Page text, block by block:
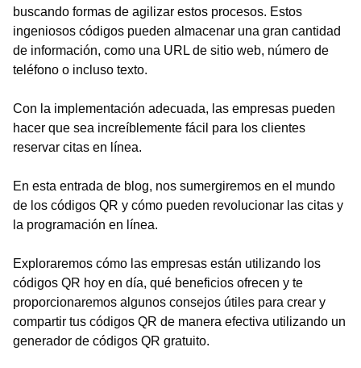
buscando formas de agilizar estos procesos. Estos
ingeniosos códigos pueden almacenar una gran cantidad
de información, como una URL de sitio web, número de
teléfono o incluso texto.
Con la implementación adecuada, las empresas pueden
hacer que sea increíblemente fácil para los clientes
reservar citas en línea.
En esta entrada de blog, nos sumergiremos en el mundo
de los códigos QR y cómo pueden revolucionar las citas y
la programación en línea.
Exploraremos cómo las empresas están utilizando los
códigos QR hoy en día, qué beneficios ofrecen y te
proporcionaremos algunos consejos útiles para crear y
compartir tus códigos QR de manera efectiva utilizando un
generador de códigos QR gratuito.